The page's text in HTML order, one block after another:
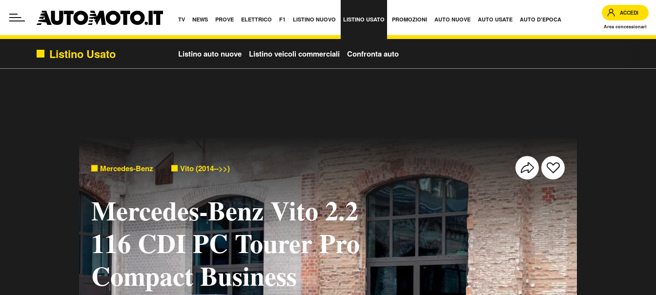
TV NEWS PROVE ELETTRICO F1 LISTINO NUOVO LISTINO USATO PROMOZIONI AUTO NUOVE AUTO USATE AUTO D'EPOCA
ACCEDI
Area concessionari
Listino Usato Listino auto nuove Listino veicoli commerciali Confronta auto
Mercedes-Benz Vito (2014-->>)
Mercedes-Benz Vito 2.2
116 CDI PC Tourer Pro
Compact Business